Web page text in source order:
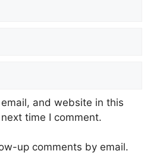
and website in this
time I comment.
up comments by email.